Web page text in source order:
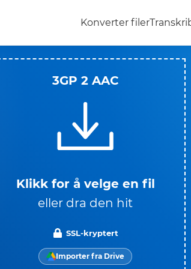
Konverter filer
3GP 2 AAC
Klikk for å velge en fil
eller dra den hit
SSL-kryptert
Importer fra Drive